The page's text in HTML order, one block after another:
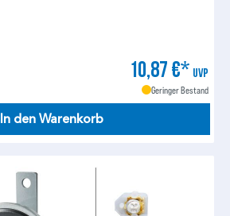
10,87 €* UVP
Geringer Bestand
In den Warenkorb